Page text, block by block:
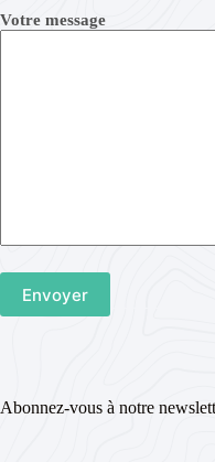
Votre message
Abonnez-vous à notre